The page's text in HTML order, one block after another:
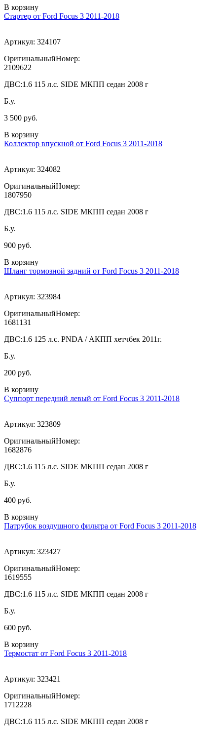
В корзину
Стартер от Ford Focus 3 2011-2018
Артикул: 324107
ОригинальныйНомер:
2109622
ДВС:1.6 115 л.с. SIDE МКПП седан 2008 г
Б.у.
3 500 руб.
В корзину
Коллектор впускной от Ford Focus 3 2011-2018
Артикул: 324082
ОригинальныйНомер:
1807950
ДВС:1.6 115 л.с. SIDE МКПП седан 2008 г
Б.у.
900 руб.
В корзину
Шланг тормозной задний от Ford Focus 3 2011-2018
Артикул: 323984
ОригинальныйНомер:
1681131
ДВС:1.6 125 л.с. PNDA / АКПП хетчбек 2011г.
Б.у.
200 руб.
В корзину
Суппорт передний левый от Ford Focus 3 2011-2018
Артикул: 323809
ОригинальныйНомер:
1682876
ДВС:1.6 115 л.с. SIDE МКПП седан 2008 г
Б.у.
400 руб.
В корзину
Патрубок воздушного фильтра от Ford Focus 3 2011-2018
Артикул: 323427
ОригинальныйНомер:
1619555
ДВС:1.6 115 л.с. SIDE МКПП седан 2008 г
Б.у.
600 руб.
В корзину
Термостат от Ford Focus 3 2011-2018
Артикул: 323421
ОригинальныйНомер:
1712228
ДВС:1.6 115 л.с. SIDE МКПП седан 2008 г